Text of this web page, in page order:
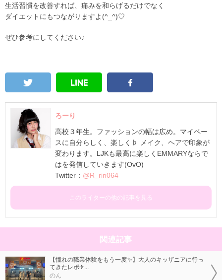
生活習慣を改善すれば、痛みを和らげるだけでなく
ダイエットにもつながりますよ(^_^)♡
ぜひ参考にしてください♪
ろーり
高校３年生。ファッションの幅は広め。マイペー
スに自分らしく、楽しく♭ メイク、ヘアで印象が
変わります。LJKも最高に楽しくEMMARYならで
はを発信していきます(OvO)
Twitter： @R_rin064
このライターの他の記事を見る
関連記事
【憧れの職業体験をもう一度✨】大人のキッザニアに行っ
てきたレポ✈...
のん